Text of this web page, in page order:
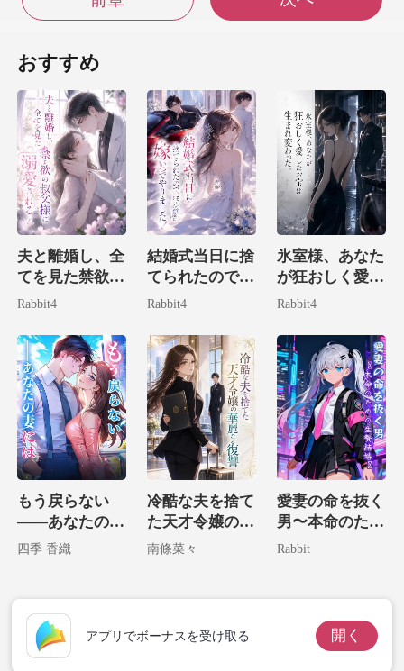
まずは班長の連絡先を
教えていただけますか？
マホ出して
りがとうご
入れた裕美は、一度寮
おすすめ
夫と離婚し、全
てを見た禁欲の
叔父様に溺愛さ
Rabbit4
結婚式当日に捨
てられたので、
そいつの宿敵に
た！
Rabbit4
氷室様、あなた
が狂おしく愛し
たお宝は生まれ
Rabbit4
もう戻らない
――あなたの妻
には
四季 香織
冷酷な夫を捨て
た天才令嬢の華
麗なる復讐
南條菜々
愛妻の命を抜く
男〜本命のため
の生贄結婚〜
Rabbit
アプリでボーナスを受け取る 開く